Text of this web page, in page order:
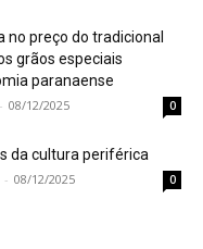
no preço do tradicional
grãos especiais
paranaense
- 08/12/2025 0
da cultura periférica
- 08/12/2025 0